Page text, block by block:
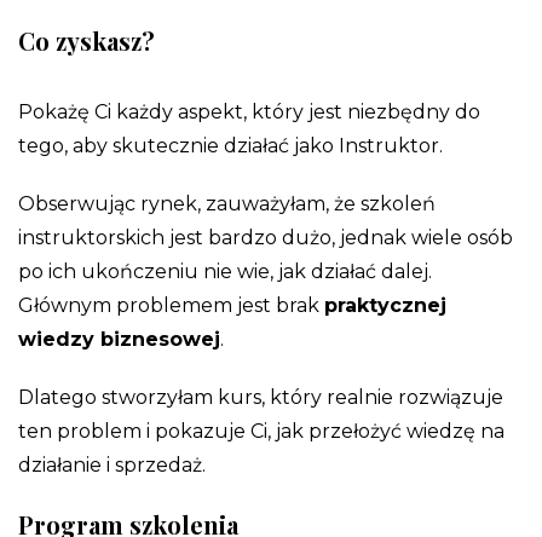
Co zyskasz?
Pokażę Ci każdy aspekt, który jest niezbędny do
tego, aby skutecznie działać jako Instruktor.
Obserwując rynek, zauważyłam, że szkoleń
instruktorskich jest bardzo dużo, jednak wiele osób
po ich ukończeniu nie wie, jak działać dalej.
Głównym problemem jest brak praktycznej
wiedzy biznesowej.
Dlatego stworzyłam kurs, który realnie rozwiązuje
ten problem i pokazuje Ci, jak przełożyć wiedzę na
działanie i sprzedaż.
Program szkolenia